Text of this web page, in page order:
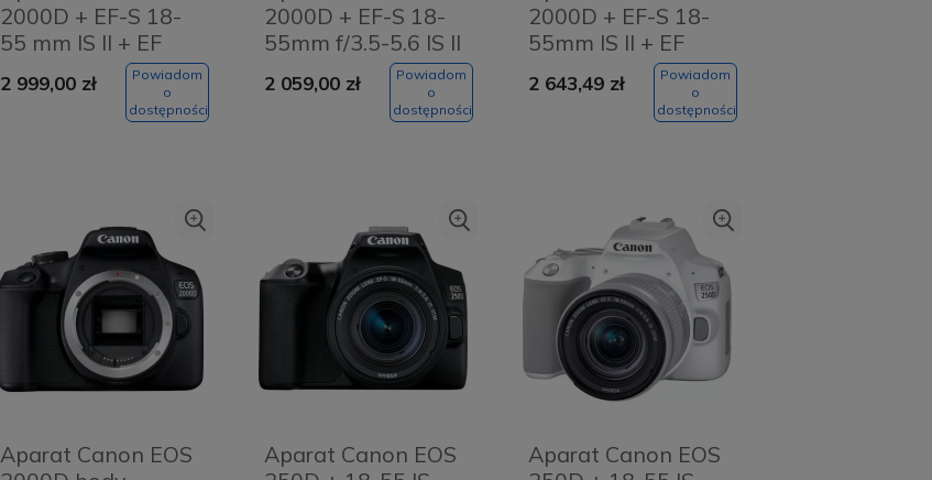
2000D + EF-S 18-
55 mm IS II + EF
75-300 mm III
2 999,00 zł
Powiadom
o
dostępności
2000D + EF-S 18-
55mm f/3.5-5.6 IS II
2 059,00 zł
Powiadom
o
dostępności
2000D + EF-S 18-
55mm IS II + EF
50mm f/1.8 STM
2 643,49 zł
Powiadom
o
dostępności
Aparat Canon EOS
Aparat Canon EOS
Aparat Canon EOS